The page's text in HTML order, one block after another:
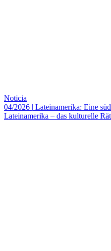
Noticia
04/2026 | Lateinamerika: Eine
Lateinamerika – das kulturelle